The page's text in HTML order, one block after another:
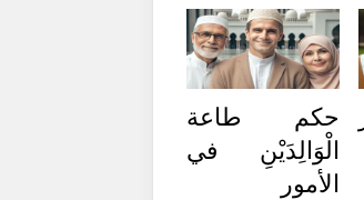
حكم طاعة
الْوَالِدَيْنِ في
الأمور